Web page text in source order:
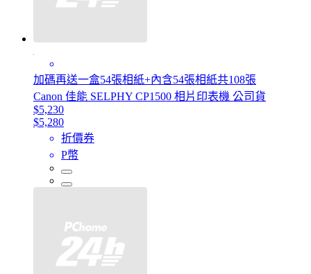
加碼再送一盒54張相紙+內含54張相紙共108張
Canon 佳能 SELPHY CP1500 相片印表機 公司貨
$5,230
$5,280
折價券
P幣